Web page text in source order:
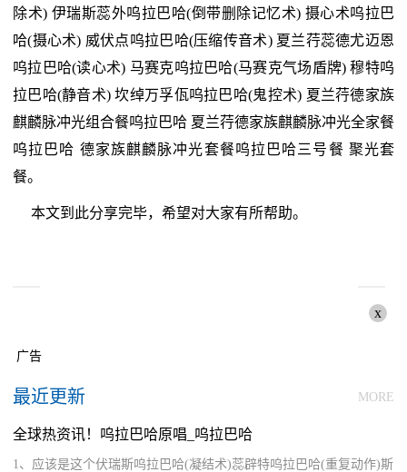
除术) 伊瑞斯蕊外呜拉巴哈(倒带删除记忆术) 摄心术呜拉巴
哈(摄心术) 威伏点呜拉巴哈(压缩传音术) 夏兰荇蕊德尤迈恩
呜拉巴哈(读心术) 马赛克呜拉巴哈(马赛克气场盾牌) 穆特呜
拉巴哈(静音术) 坎绰万孚佤呜拉巴哈(鬼控术) 夏兰荇德家族
麒麟脉冲光组合餐呜拉巴哈 夏兰荇德家族麒麟脉冲光全家餐
呜拉巴哈 德家族麒麟脉冲光套餐呜拉巴哈三号餐 聚光套
餐。
本文到此分享完毕，希望对大家有所帮助。
x
广告
最近更新 MORE
全球热资讯！呜拉巴哈原唱_呜拉巴哈
1、应该是这个伏瑞斯呜拉巴哈(凝结术)蕊辟特呜拉巴哈(重复动作)斯